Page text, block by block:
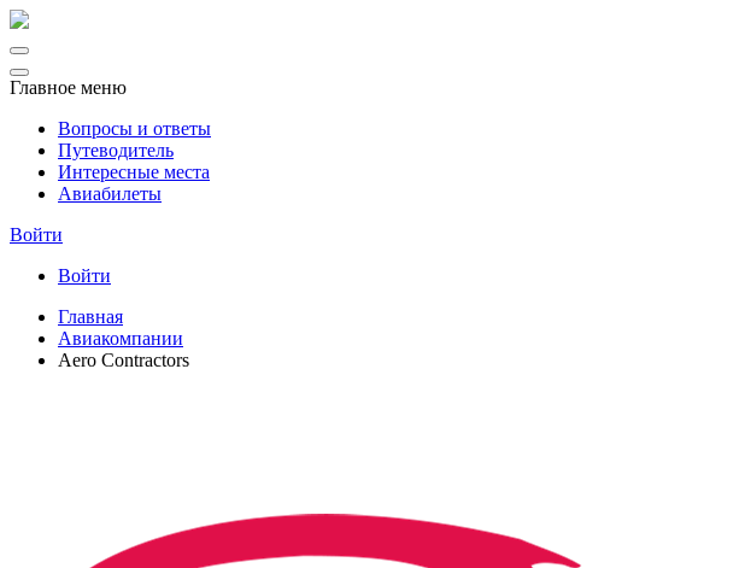
Главное меню
Вопросы и ответы
Путеводитель
Интересные места
Авиабилеты
Войти
Войти
Главная
Авиакомпании
Aero Contractors